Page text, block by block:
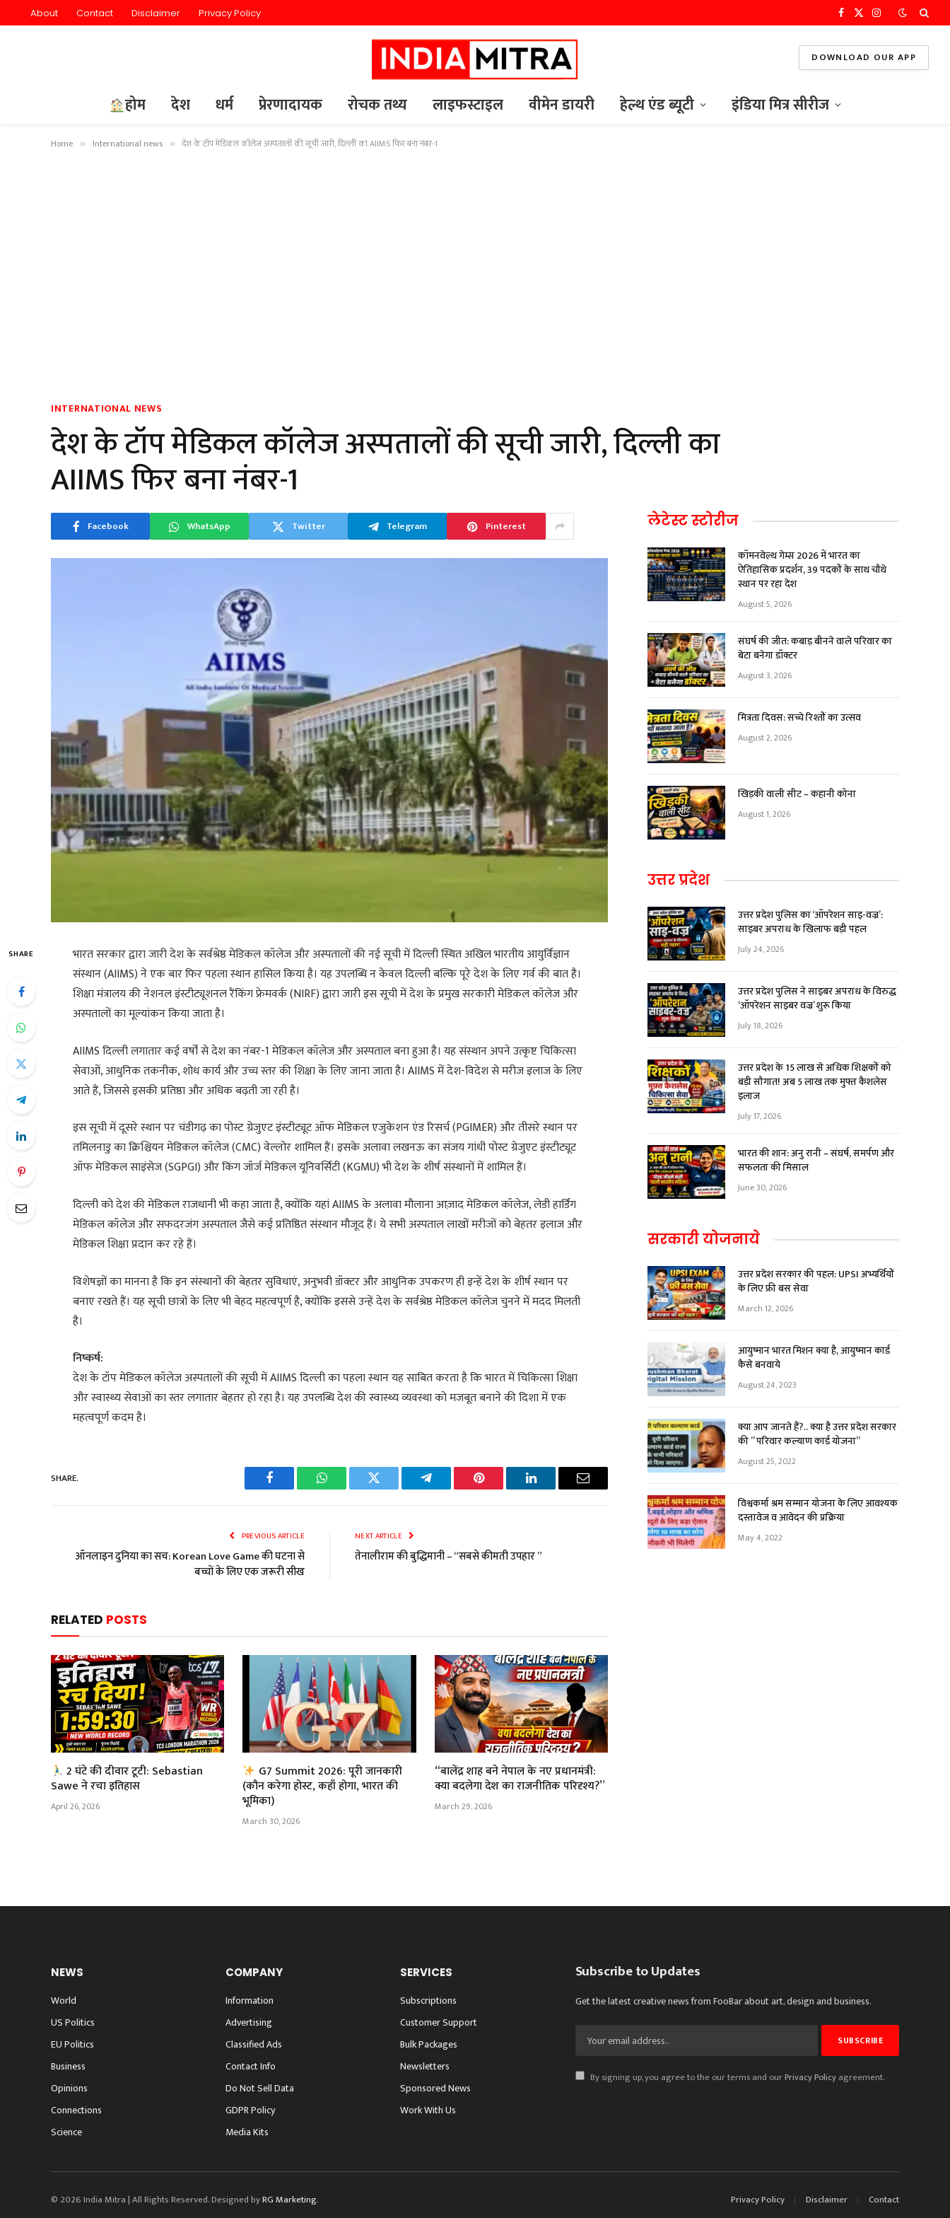
About Contact Disclaimer Privacy Policy Facebook
X
Instagram
DOWNLOAD OUR APP
होम देश धर्म प्रेरणादायक रोचक तथ्य लाइफस्टाइल वीमेन डायरी हेल्थ एंड ब्यूटी इंडिया मित्र सीरीज
Home » International news » देश के टॉप मेडिकल कॉलेज अस्पतालों की सूची जारी, दिल्ली का AIIMS फिर बना नंबर-1
INTERNATIONAL NEWS
देश के टॉप मेडिकल कॉलेज अस्पतालों की सूची जारी, दिल्ली का
AIIMS फिर बना नंबर-1
Facebook WhatsApp Twitter Telegram Pinterest
SHARE
भारत सरकार द्वारा जारी देश के सर्वश्रेष्ठ मेडिकल कॉलेज और अस्पतालों की नई सूची में दिल्ली स्थित अखिल भारतीय आयुर्विज्ञान
संस्थान (AIIMS) ने एक बार फिर पहला स्थान हासिल किया है। यह उपलब्धि न केवल दिल्ली बल्कि पूरे देश के लिए गर्व की बात है।
शिक्षा मंत्रालय की नेशनल इंस्टीट्यूशनल रैंकिंग फ्रेमवर्क (NIRF) द्वारा जारी इस सूची में देश के प्रमुख सरकारी मेडिकल कॉलेज और
अस्पतालों का मूल्यांकन किया जाता है।
AIIMS दिल्ली लगातार कई वर्षों से देश का नंबर-1 मेडिकल कॉलेज और अस्पताल बना हुआ है। यह संस्थान अपने उत्कृष्ट चिकित्सा
सेवाओं, आधुनिक तकनीक, शोध कार्य और उच्च स्तर की शिक्षा के लिए जाना जाता है। AIIMS में देश-विदेश से मरीज इलाज के लिए
आते हैं, जिससे इसकी प्रतिष्ठा और अधिक बढ़ती जा रही है।
इस सूची में दूसरे स्थान पर चंडीगढ़ का पोस्ट ग्रेजुएट इंस्टीट्यूट ऑफ मेडिकल एजुकेशन एंड रिसर्च (PGIMER) और तीसरे स्थान पर
तमिलनाडु का क्रिश्चियन मेडिकल कॉलेज (CMC) वेल्लोर शामिल हैं। इसके अलावा लखनऊ का संजय गांधी पोस्ट ग्रेजुएट इंस्टीट्यूट
ऑफ मेडिकल साइंसेज (SGPGI) और किंग जॉर्ज मेडिकल यूनिवर्सिटी (KGMU) भी देश के शीर्ष संस्थानों में शामिल हैं।
दिल्ली को देश की मेडिकल राजधानी भी कहा जाता है, क्योंकि यहां AIIMS के अलावा मौलाना आज़ाद मेडिकल कॉलेज, लेडी हार्डिंग
मेडिकल कॉलेज और सफदरजंग अस्पताल जैसे कई प्रतिष्ठित संस्थान मौजूद हैं। ये सभी अस्पताल लाखों मरीजों को बेहतर इलाज और
मेडिकल शिक्षा प्रदान कर रहे हैं।
विशेषज्ञों का मानना है कि इन संस्थानों की बेहतर सुविधाएं, अनुभवी डॉक्टर और आधुनिक उपकरण ही इन्हें देश के शीर्ष स्थान पर
बनाए रखते हैं। यह सूची छात्रों के लिए भी बेहद महत्वपूर्ण है, क्योंकि इससे उन्हें देश के सर्वश्रेष्ठ मेडिकल कॉलेज चुनने में मदद मिलती
है।
निष्कर्ष:
देश के टॉप मेडिकल कॉलेज अस्पतालों की सूची में AIIMS दिल्ली का पहला स्थान यह साबित करता है कि भारत में चिकित्सा शिक्षा
और स्वास्थ्य सेवाओं का स्तर लगातार बेहतर हो रहा है। यह उपलब्धि देश की स्वास्थ्य व्यवस्था को मजबूत बनाने की दिशा में एक
महत्वपूर्ण कदम है।
SHARE.
Facebook WhatsAppTwitter Telegram Pinterest LinkedIn Email
PREVIOUS ARTICLE
ऑनलाइन दुनिया का सच: Korean Love Game की घटना से
बच्चों के लिए एक जरूरी सीख
NEXT ARTICLE
तेनालीराम की बुद्धिमानी – “सबसे कीमती उपहार ”
RELATED POSTS
2 घंटे की दीवार टूटी: Sebastian
Sawe ने रचा इतिहास
April 26, 2026
G7 Summit 2026: पूरी जानकारी
(कौन करेगा होस्ट, कहाँ होगा, भारत की
भूमिका)
March 30, 2026
“बालेंद्र शाह बने नेपाल के नए प्रधानमंत्री:
क्या बदलेगा देश का राजनीतिक परिदृश्य?”
March 29, 2026
लेटेस्ट स्टोरीज
कॉमनवेल्थ गेम्स 2026 में भारत का
ऐतिहासिक प्रदर्शन, 39 पदकों के साथ चौथे
स्थान पर रहा देश
August 5, 2026
संघर्ष की जीत: कबाड़ बीनने वाले परिवार का
बेटा बनेगा डॉक्टर
August 3, 2026
मित्रता दिवस: सच्चे रिश्तों का उत्सव
August 2, 2026
खिड़की वाली सीट – कहानी कोना
August 1, 2026
उत्तर प्रदेश
उत्तर प्रदेश पुलिस का ‘ऑपरेशन साइ-वज्र’:
साइबर अपराध के खिलाफ बड़ी पहल
July 24, 2026
उत्तर प्रदेश पुलिस ने साइबर अपराध के विरुद्ध
‘ऑपरेशन साइबर वज्र’ शुरू किया
July 18, 2026
उत्तर प्रदेश के 15 लाख से अधिक शिक्षकों को
बड़ी सौगात! अब ₹5 लाख तक मुफ्त कैशलेस
इलाज
July 17, 2026
भारत की शान: अनु रानी – संघर्ष, समर्पण और
सफलता की मिसाल
June 30, 2026
सरकारी योजनाये
उत्तर प्रदेश सरकार की पहल: UPSI अभ्यर्थियों
के लिए फ्री बस सेवा
March 12, 2026
आयुष्मान भारत मिशन क्या है, आयुष्मान कार्ड
कैसे बनवाये
August 24, 2023
क्या आप जानते हैं?.. क्या है उत्तर प्रदेश सरकार
की ” परिवार कल्याण कार्ड योजना”
August 25, 2022
विश्वकर्मा श्रम सम्मान योजना के लिए आवश्यक
दस्तावेज व आवेदन की प्रक्रिया
May 4, 2022
NEWS
World
US Politics
EU Politics
Business
Opinions
Connections
Science
COMPANY
Information
Advertising
Classified Ads
Contact Info
Do Not Sell Data
GDPR Policy
Media Kits
SERVICES
Subscriptions
Customer Support
Bulk Packages
Newsletters
Sponsored News
Work With Us
Subscribe to Updates
Get the latest creative news from FooBar about art, design and business.
By signing up, you agree to the our terms and ourPrivacy Policyagreement.
© 2026 India Mitra | All Rights Reserved. Designed byRG Marketing. Privacy Policy Disclaimer Contact